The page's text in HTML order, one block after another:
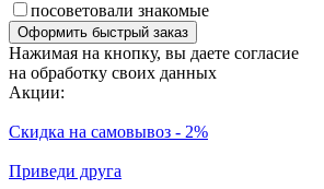
посоветовали знакомые
Оформить быстрый заказ
Нажимая на кнопку, вы даете согласие
на обработку своих данных
Акции:
Скидка на самовывоз - 2%
Приведи друга